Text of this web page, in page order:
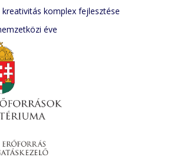
komplex fejlesztése
éve